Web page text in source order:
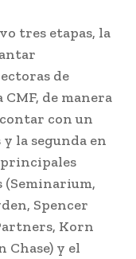
tres etapas, la
de
CMF, de manera
con un
la segunda en
(Seminarium,
Spencer
Korn
Chase) y el